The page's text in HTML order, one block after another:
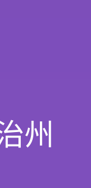
州